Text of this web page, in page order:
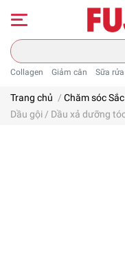
Collagen Giảm cân Sữa
Trang chủ / Chăm sóc
Dầu gội / Dầu xả dưỡng